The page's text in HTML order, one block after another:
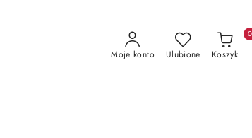
Moje konto Ulubione Koszyk
0